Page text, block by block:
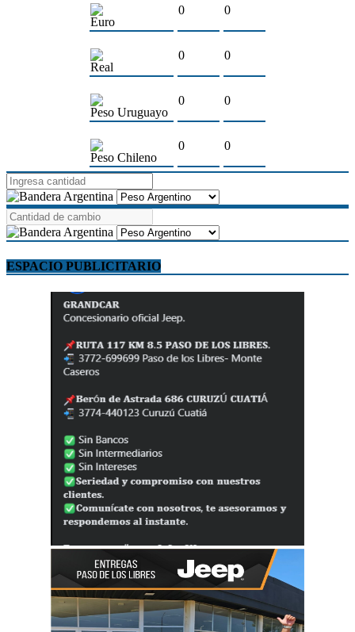
Euro
0 0
Real
0 0
Peso Uruguayo
0 0
Peso Chileno
0 0
ESPACIO PUBLICITARIO